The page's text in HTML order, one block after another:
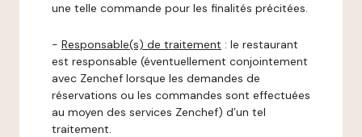
une telle commande pour les finalités précitées.
- Responsable(s) de traitement : le restaurant
est responsable (éventuellement conjointement
avec Zenchef lorsque les demandes de
réservations ou les commandes sont effectuées
au moyen des services Zenchef) d’un tel
traitement.